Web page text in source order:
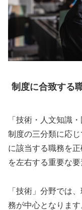
制度に合致する
「技術・人文知識
制度の三分類に応
に該当する職務を
を左右する重要な要
「技術」分野では
務が中心となりま